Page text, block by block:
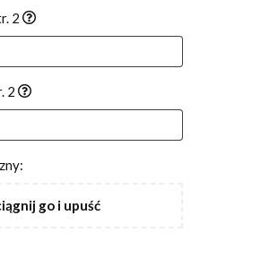
2
2
go i upuść